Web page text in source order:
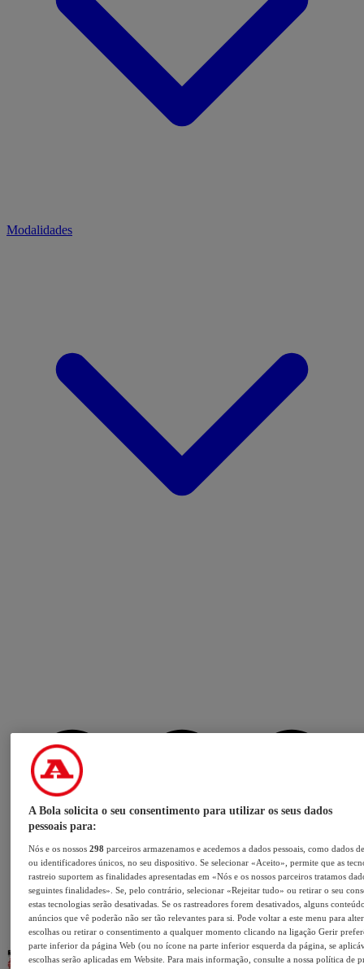
Modalidades
A Bola solicita o seu consentimento para utilizar os seus dados
pessoais para:
Nós e os nossos298 parceiros armazenamos e acedemos a dados pessoais, como dados
ou identificadores únicos, no seu dispositivo. Se selecionar «Aceito», permite que as
rastreio suportem as finalidades apresentadas em «Nós e os nossos parceiros tratamos
seguintes finalidades». Se, pelo contrário, selecionar «Rejeitar tudo» ou retirar o seu
estas tecnologias serão desativadas. Se os rastreadores forem desativados, alguns
anúncios que vê poderão não ser tão relevantes para si. Pode voltar a este menu para
escolhas ou retirar o consentimento a qualquer momento clicando na ligação Gerir
parte inferior da página Web (ou no ícone na parte inferior esquerda da página, se
escolhas serão aplicadas em Website. Para mais informação, consulte a nossa política de